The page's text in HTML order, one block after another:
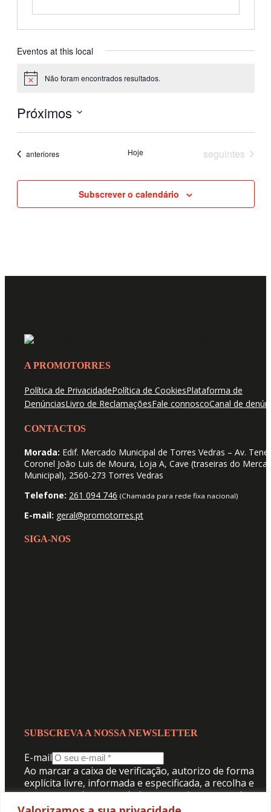
Eventos at this local
Aviso Não foram encontrados resultados.
Próximos
data.
Eventos
anteriores Hoje Eventos
seguintes
Subscrever o calendário
A PROMOTORRES
Política de PrivacidadePolítica de CookiesPlataforma de
DenúnciasLivro de ReclamaçõesFale connoscoCanal de
CONTACTOS
Morada: Edif. Mercado Municipal de Torres Vedras – Av.
Coronel João Luis de Moura, Loja A, Cave (traseiras do
Municipal), 2560-273 Torres Vedras
Telefone: 261 094 746 (Chamada para rede fixa nacional)
E-mail: geral@promotorres.pt
SIGA-NOS
SUBSCREVA A NOSSA NEWSLETTER
E-mail
Ao marcar a caixa de verificação, autorizo de forma
explícita livre, informada e especificada, a recolha e
tratamento dos meus dados pessoais para receber
comunicação da Promotorres: